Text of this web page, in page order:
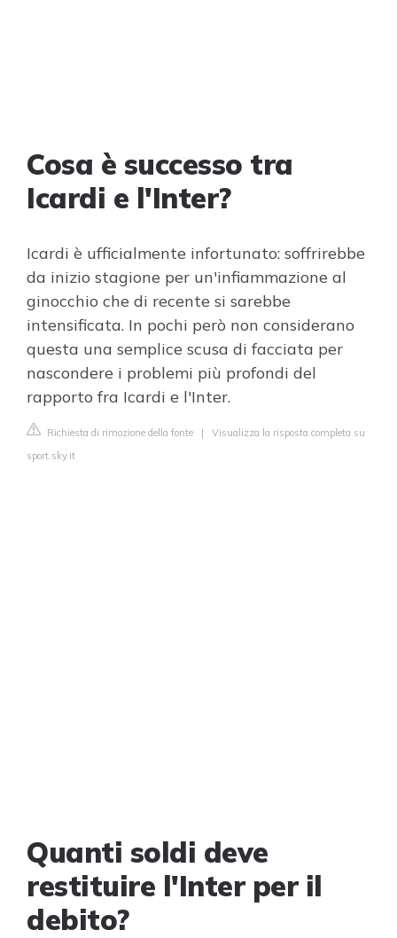
Cosa è successo tra
Icardi e l'Inter?
Icardi è ufficialmente infortunato: soffrirebbe
da inizio stagione per un'infiammazione al
ginocchio che di recente si sarebbe
intensificata. In pochi però non considerano
questa una semplice scusa di facciata per
nascondere i problemi più profondi del
rapporto fra Icardi e l'Inter.
Richiesta di rimozione della fonte | Visualizza la risposta completa su
sport.sky.it
Quanti soldi deve
restituire l'Inter per il
debito?